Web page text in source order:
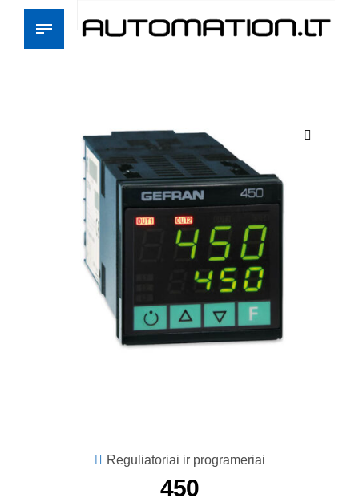
Reguliatoriai ir programeriai
450